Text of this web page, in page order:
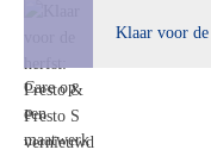
Klaar voor